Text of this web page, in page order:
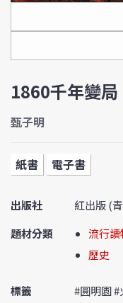
1860千年變局
甄子明
紙書 電子書
出版社
紅出版 (
題材分類
流行讀
歷史
標籤
#圓明園